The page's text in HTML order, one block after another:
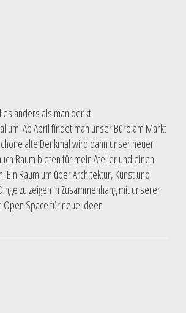
anders als man denkt.
um. Ab April findet man unser Büro am Markt
alte Denkmal wird dann unser neuer
Raum bieten für mein Atelier und einen
Ein Raum um über Architektur, Kunst und
zu zeigen in Zusammenhang mit unserer
Space für neue Ideen